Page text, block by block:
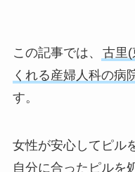
この記事では、
古里(
くれる産婦人科の病
す。
女性が安心してピル
自分に合ったピルを